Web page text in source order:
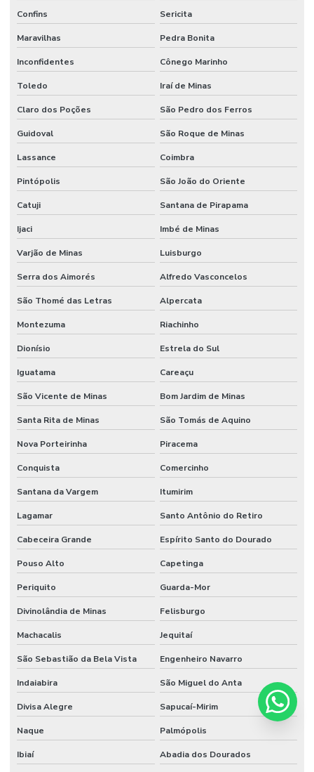
Confins Sericita
Maravilhas Pedra Bonita
Inconfidentes Cônego Marinho
Toledo Iraí de Minas
Claro dos Poções São Pedro dos Ferros
Guidoval São Roque de Minas
Lassance Coimbra
Pintópolis São João do Oriente
Catuji Santana de Pirapama
Ijaci Imbé de Minas
Varjão de Minas Luisburgo
Serra dos Aimorés Alfredo Vasconcelos
São Thomé das Letras Alpercata
Montezuma Riachinho
Dionísio Estrela do Sul
Iguatama Careaçu
São Vicente de Minas Bom Jardim de Minas
Santa Rita de Minas São Tomás de Aquino
Nova Porteirinha Piracema
Conquista Comercinho
Santana da Vargem Itumirim
Lagamar Santo Antônio do Retiro
Cabeceira Grande Espírito Santo do Dourado
Pouso Alto Capetinga
Periquito Guarda-Mor
Divinolândia de Minas Felisburgo
Machacalis Jequitaí
São Sebastião da Bela Vista Engenheiro Navarro
Indaiabira São Miguel do Anta
Divisa Alegre Sapucaí-Mirim
Naque Palmópolis
Ibiaí Abadia dos Dourados